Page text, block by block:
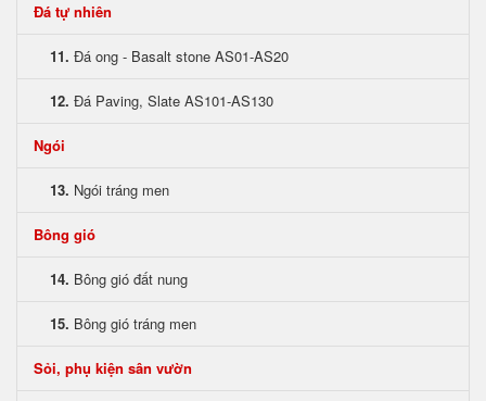
Đá tự nhiên
11. Đá ong - Basalt stone AS01-AS20
12. Đá Paving, Slate AS101-AS130
Ngói
13. Ngói tráng men
Bông gió
14. Bông gió đất nung
15. Bông gió tráng men
Sỏi, phụ kiện sân vườn